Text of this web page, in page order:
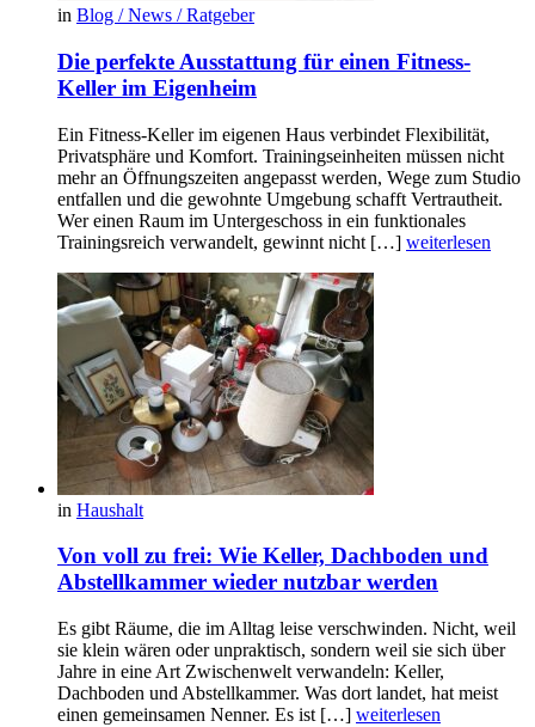
in Blog / News / Ratgeber
Die perfekte Ausstattung für einen Fitness-
Keller im Eigenheim
Ein Fitness-Keller im eigenen Haus verbindet Flexibilität,
Privatsphäre und Komfort. Trainingseinheiten müssen nicht
mehr an Öffnungszeiten angepasst werden, Wege zum Studio
entfallen und die gewohnte Umgebung schafft Vertrautheit.
Wer einen Raum im Untergeschoss in ein funktionales
Trainingsreich verwandelt, gewinnt nicht […] weiterlesen
in Haushalt
Von voll zu frei: Wie Keller, Dachboden und
Abstellkammer wieder nutzbar werden
Es gibt Räume, die im Alltag leise verschwinden. Nicht, weil
sie klein wären oder unpraktisch, sondern weil sie sich über
Jahre in eine Art Zwischenwelt verwandeln: Keller,
Dachboden und Abstellkammer. Was dort landet, hat meist
einen gemeinsamen Nenner. Es ist […] weiterlesen